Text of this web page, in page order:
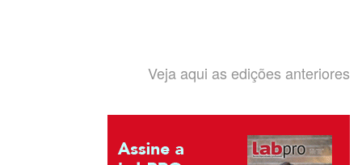
Veja aqui as edições anteriores